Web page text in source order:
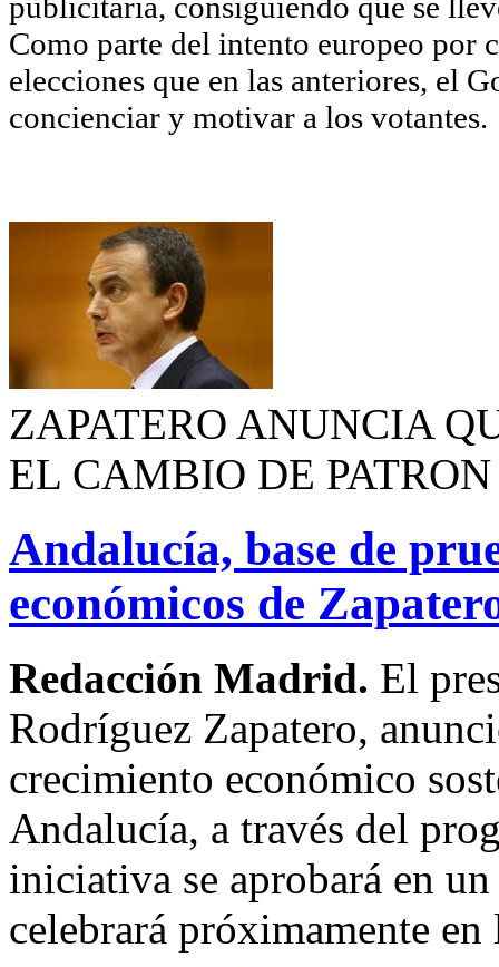
Como parte del intento europeo por
elecciones que en las anteriores, el
concienciar y motivar a los votantes.
ZAPATERO ANUNCIA
EL CAMBIO DE
Andalucía, base de
económicos de
Redacción Madrid. El
Rodríguez Zapatero,
crecimiento económico
Andalucía, a través del
iniciativa se aprobará en
celebrará próximamente